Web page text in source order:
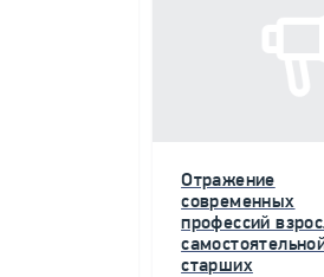
Отражение
современных
профессий
старших